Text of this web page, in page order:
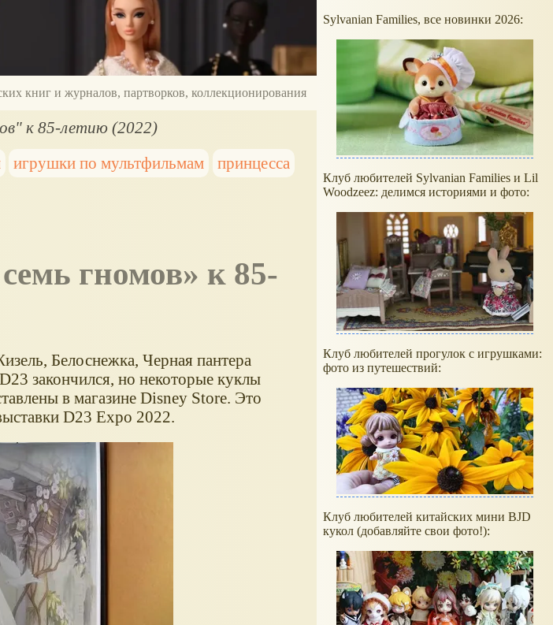
книг и журналов, партворков, коллекционирования
к 85-летию (2022)
игрушки по мультфильмам принцесса
гномов
к 85-
Белоснежка, Черная пантера
закончился, но некоторые куклы
в магазине Disney Store. Это
D23 Expo 2022.
Sylvanian Families, все новинки 2026:
Клуб любителей Sylvanian Families и Lil
Woodzeez: делимся историями и фото:
Клуб любителей прогулок с игрушками:
фото из путешествий:
Клуб любителей китайских мини BJD
кукол (добавляйте свои фото!):